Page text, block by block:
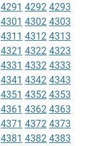
4291 4292 4293
4301 4302 4303
4311 4312 4313
4321 4322 4323
4331 4332 4333
4341 4342 4343
4351 4352 4353
4361 4362 4363
4371 4372 4373
4381 4382 4383